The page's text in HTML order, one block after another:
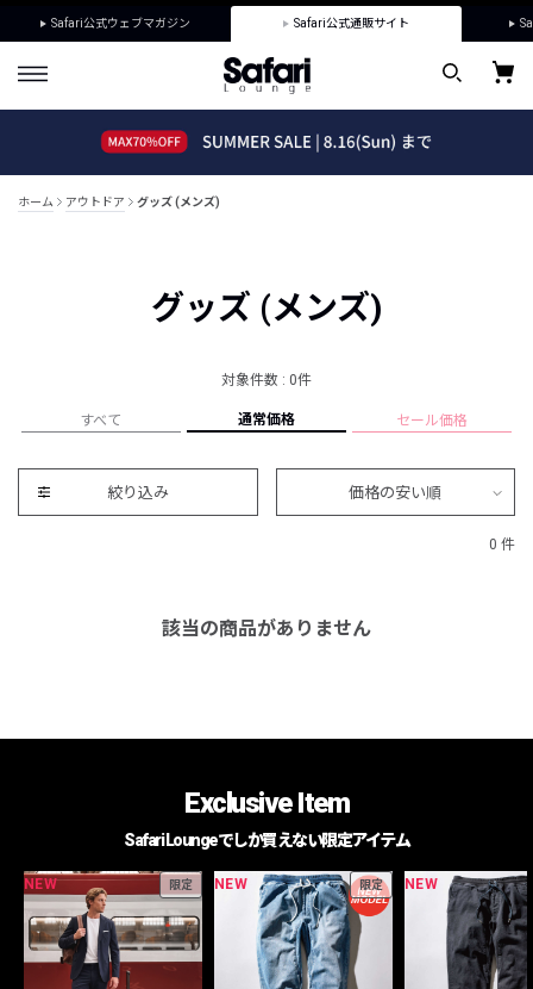
Safari公式ウェブマガジン Safari公式通販サイト
ホーム アウトドア グッズ (メンズ)
グッズ (メンズ)
対象件数 : 0件
すべて 通常価格 セール価格
絞り込み 価格の安い順
0 件
該当の商品がありません
Exclusive Item
Safari Loungeでしか買えない限定アイテム
NEW 限定 NEW 限定 NEW